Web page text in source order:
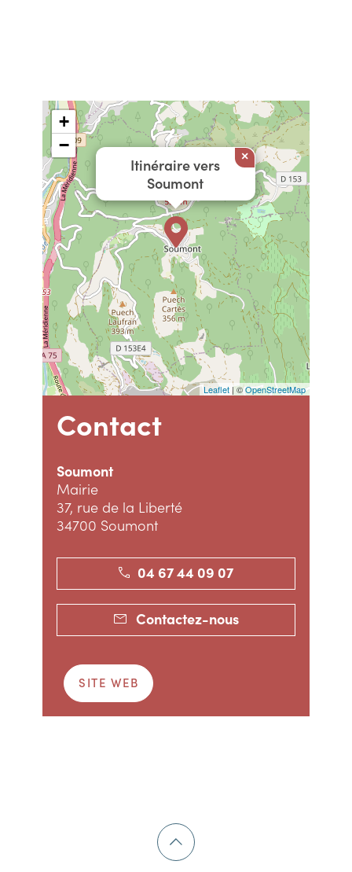
Itinéraire vers
Soumont
×
+
−
Leaflet| ©OpenStreetMap
Contact
Soumont
Mairie
37, rue de la Liberté
34700 Soumont
04 67 44 09 07
Contactez-nous
SITE WEB